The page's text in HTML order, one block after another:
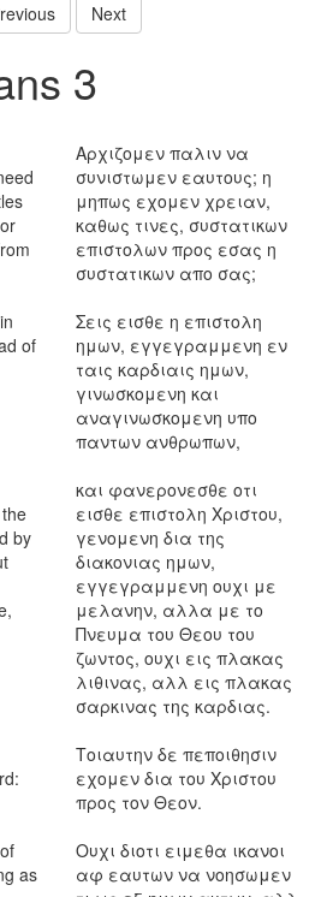
Next
3
Αρχιζομεν παλιν να
συνιστωμεν εαυτους; η
μηπως εχομεν χρειαν,
καθως τινες, συστατικων
επιστολων προς εσας η
συστατικων απο σας;
of
Σεις εισθε η επιστολη
ημων, εγγεγραμμενη εν
ταις καρδιαις ημων,
γινωσκομενη και
αναγινωσκομενη υπο
παντων ανθρωπων,
by
και φανερονεσθε οτι
εισθε επιστολη Χριστου,
γενομενη δια της
διακονιας ημων,
εγγεγραμμενη ουχι με
μελανην, αλλα με το
Πνευμα του Θεου του
ζωντος, ουχι εις πλακας
λιθινας, αλλ εις πλακας
σαρκινας της καρδιας.
Τοιαυτην δε πεποιθησιν
εχομεν δια του Χριστου
προς τον Θεον.
as
Ουχι διοτι ειμεθα ικανοι
αφ εαυτων να νοησωμεν